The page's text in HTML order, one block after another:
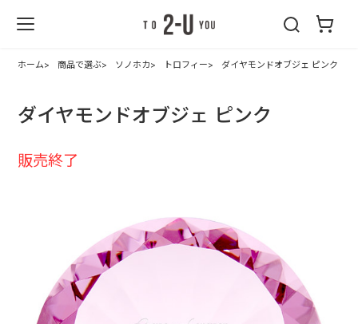
ホーム 商品で選ぶ ソノホカ トロフィー ダイヤモンドオブジェ ピンク
ダイヤモンドオブジェ ピンク
販売終了